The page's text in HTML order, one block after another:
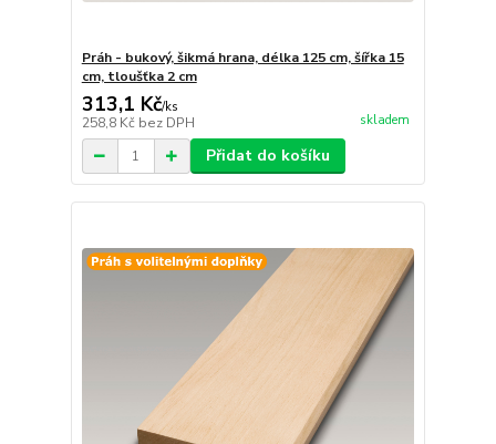
Práh - bukový, šikmá hrana, délka 125 cm, šířka 15
cm, tloušťka 2 cm
313,1 Kč/ks
258,8 Kč bez DPH skladem
Přidat do košíku